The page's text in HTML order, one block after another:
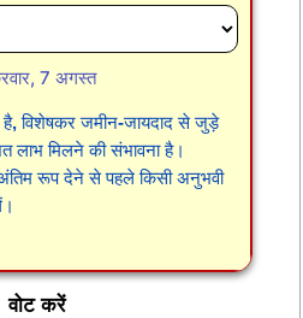
7 अगस्त
विशेषकर जमीन-जायदाद से जुड़े
लाभ मिलने की संभावना है।
अंतिम रूप देने से पहले किसी अनुभवी
वोट करें